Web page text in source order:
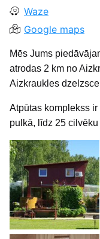
Waze
Google maps
Mēs Jums
atrodas 2 km no
Aizkraukles
Atpūtas komplekss
pulkā, līdz 25